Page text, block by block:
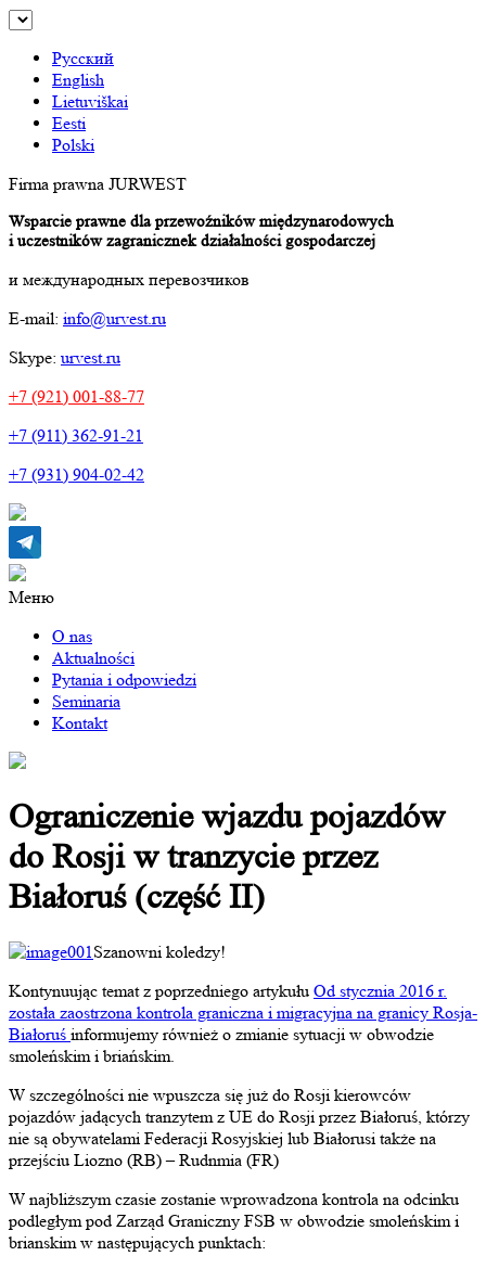
Русский
English
Lietuviškai
Eesti
Polski
Firma prawna JURWEST
Wsparcie prawne dla przewoźników międzynarodowych
i uczestników zagranicznek działalności gospodarczej
и международных перевозчиков
E-mail: info@urvest.ru
Skype: urvest.ru
+7 (921) 001-88-77
+7 (911) 362-91-21
+7 (931) 904-02-42
Меню
O nas
Aktualności
Pytania i odpowiedzi
Seminaria
Kontakt
Ograniczenie wjazdu pojazdów
do Rosji w tranzycie przez
Białoruś (część II)
Szanowni koledzy!
Kontynuując temat z poprzedniego artykułu Od stycznia 2016 r.
została zaostrzona kontrola graniczna i migracyjna na granicy Rosja-
Białoruś informujemy również o zmianie sytuacji w obwodzie
smoleńskim i briańskim.
W szczególności nie wpuszcza się już do Rosji kierowców
pojazdów jadących tranzytem z UE do Rosji przez Białoruś, którzy
nie są obywatelami Federacji Rosyjskiej lub Białorusi także na
przejściu Liozno (RB) – Rudnmia (FR)
W najbliższym czasie zostanie wprowadzona kontrola na odcinku
podległym pod Zarząd Graniczny FSB w obwodzie smoleńskim i
brianskim w następujących punktach: